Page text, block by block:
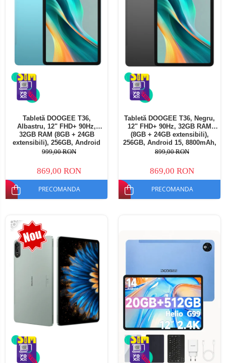
Tabletă DOOGEE T36,
Albastru, 12" FHD+ 90Hz,
32GB RAM (8GB + 24GB
extensibili), 256GB, Android
15, 8800mAh, Dual SIM
999,00 RON
869,00 RON
PRECOMANDA
Tabletă DOOGEE T36, Negru,
12" FHD+ 90Hz, 32GB RAM
(8GB + 24GB extensibili),
256GB, Android 15, 8800mAh,
Dual SIM
899,00 RON
869,00 RON
PRECOMANDA
-18%